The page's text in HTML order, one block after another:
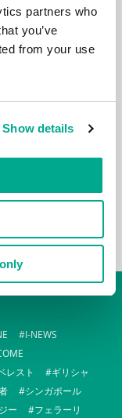
partners who
you’ve
from your use
Show details
I-NEWS
レスト
ギリシャ
シンガポール
ー
フェラーリ